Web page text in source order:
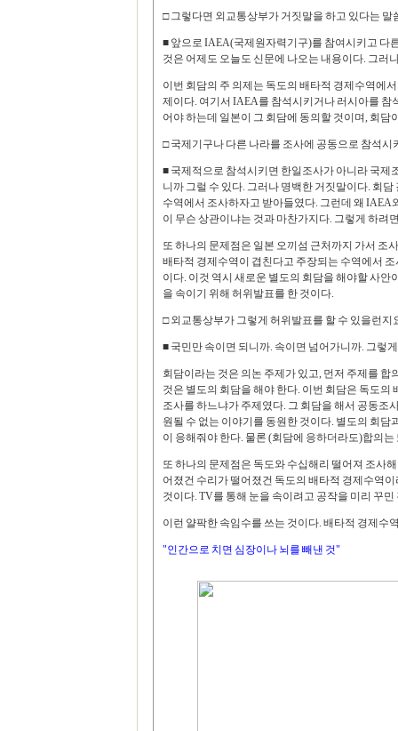
□ 그렇다면 외교통상부가 거짓말을 하고 있다는 말
■ 앞으로 IAEA(국제원자력기구)를 참여시키고 다
것은 어제도 오늘도 신문에 나오는 내용이다. 그러
이번 회담의 주 의제는 독도의 배타적 경제수역에
제이다. 여기서 IAEA를 참석시키거나 러시아를 참
어야 하는데 일본이 그 회담에 동의할 것이며, 회담
□ 국제기구나 다른 나라를 조사에 공동으로 참석시
■ 국제적으로 참석시키면 한일조사가 아니라 국제
니까 그럴 수 있다. 그러나 명백한 거짓말이다. 회
수역에서 조사하자고 받아들였다. 그런데 왜 IAEA
이 무슨 상관이냐는 것과 마찬가지다. 그렇게 하려
또 하나의 문제점은 일본 오끼섬 근처까지 가서 조
배타적 경제수역이 겹친다고 주장되는 수역에서
이다. 이것 역시 새로운 별도의 회담을 해야할 사
을 속이기 위해 허위발표를 한 것이다.
□ 외교통상부가 그렇게 허위발표를 할 수 있을런지
■ 국민만 속이면 되니까. 속이면 넘어가니까. 그렇
회담이라는 것은 의논 주제가 있고, 먼저 주제를
것은 별도의 회담을 해야 한다. 이번 회담은 독도
조사를 하느냐가 주제였다. 그 회담을 해서 공동조
원될 수 없는 이야기를 동원한 것이다. 별도의 회
이 응해줘야 한다. 물론 (회담에 응하더라도)합의는
또 하나의 문제점은 독도와 수십해리 떨어져 조사
어졌건 수리가 떨어졌건 독도의 배타적 경제수역
것이다. TV를 통해 눈을 속이려고 공작을 미리 꾸민
이런 얄팍한 속임수를 쓰는 것이다. 배타적 경제수
"인간으로 치면 심장이나 뇌를 빼낸 것"